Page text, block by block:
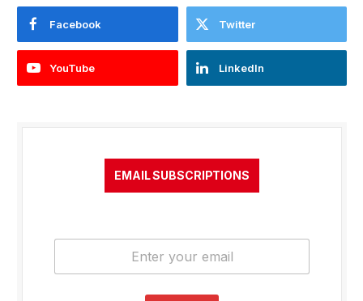
Facebook Twitter
YouTube LinkedIn
EMAIL SUBSCRIPTIONS
E
a